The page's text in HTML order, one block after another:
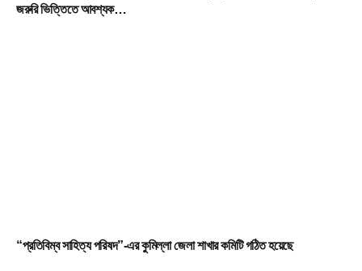
জরুরি ভিত্তিতে আবশ্যক…
“প্রতিবিম্ব সাহিত্য পরিষদ”-এর কুমিল্লা জেলা শাখার কমিটি গঠিত হয়েছে